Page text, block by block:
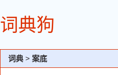
词典狗
词典 > 案底